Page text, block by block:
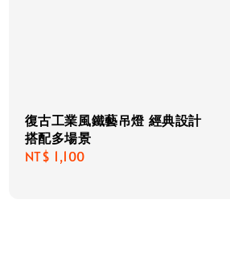
復古工業風鐵藝吊燈 經典設計
搭配多場景
Regular
NT$ 1,100